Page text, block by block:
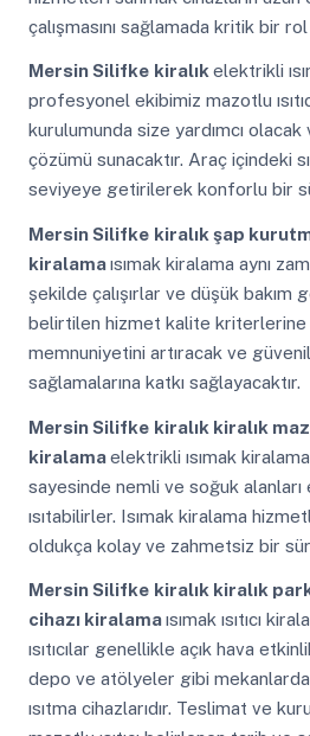
çalışmasını sağlamada kritik bir
Mersin Silifke kiralıkelektrikli
profesyonel ekibimiz mazotlu
kurulumunda size yardımcı olacak
çözümü sunacaktır. Araç içindeki
seviyeye getirilerek konforlu bir
Mersin Silifke kiralık şap
kiralamaısımak kiralama aynı
şekilde çalışırlar ve düşük bakım
belirtilen hizmet kalite
memnuniyetini artıracak ve
sağlamalarına katkı sağlayacaktır.
Mersin Silifke kiralık kiralık
kiralamaelektrikli ısımak
sayesinde nemli ve soğuk
ısıtabilirler. Isımak kiralama
oldukça kolay ve zahmetsiz bir
Mersin Silifke kiralık kiralık
cihazı kiralamaısımak ısıtıcı
ısıtıcılar genellikle açık hava
depo ve atölyeler gibi mekanlarda
ısıtma cihazlarıdır. Teslimat ve